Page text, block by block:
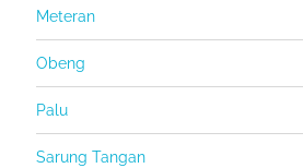
Meteran
Obeng
Palu
Sarung Tangan